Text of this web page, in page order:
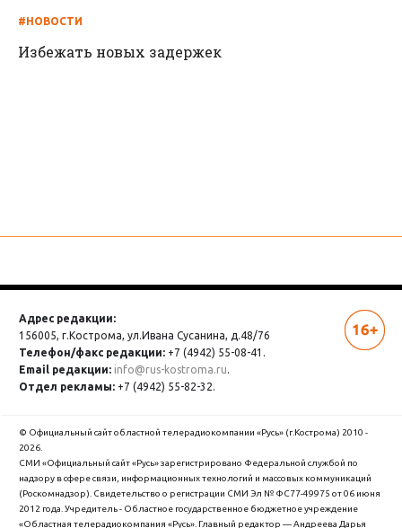
#НОВОСТИ
Избежать новых задержек
Адрес редакции:
156005, г.Кострома, ул.Ивана Сусанина, д.48/76
Телефон/факс редакции: +7 (4942) 55-08-41.
Email редакции: info@rus-kostroma.ru.
Отдел рекламы: +7 (4942) 55-82-32.
© Официальный сайт областной телерадиокомпании «Русь» (г.Кострома) 2010 -
2026.
СМИ «Официальный сайт «Русь» зарегистрировано Федеральной службой по
надзору в сфере связи, информационных технологий и массовых коммуникаций
(Роскомнадзор). Cвидетельство о регистрации СМИ Эл № ФС77-49975 от 06 июня
2012 года. Учредитель - Областное государственное бюджетное учреждение
«Областная телерадиокомпания «Русь». Главный редактор — Андреева Дарья